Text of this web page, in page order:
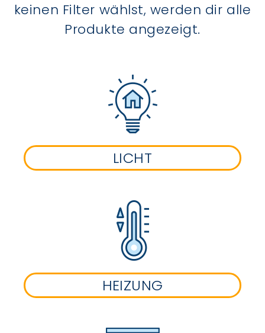
keinen Filter wählst, werden dir alle
Produkte angezeigt.
LICHT
HEIZUNG